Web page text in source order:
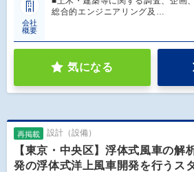
会社
概要
総合的エンジニアリング及…
気になる
再掲載 設計（設備）
【東京・中央区】浮体式風車の解
発の浮体式洋上風車開発を行うス